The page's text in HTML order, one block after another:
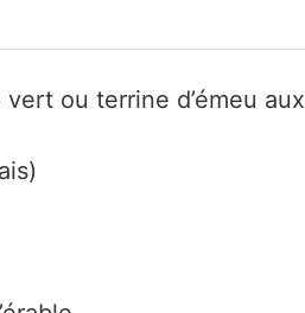
ou terrine d’émeu aux